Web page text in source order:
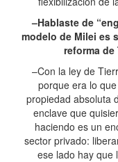
–Hablaste de
modelo de Milei es
reforma de
–Con la ley de
porque era lo
propiedad absoluta
enclave que
haciendo es un
sector privado:
ese lado hay que